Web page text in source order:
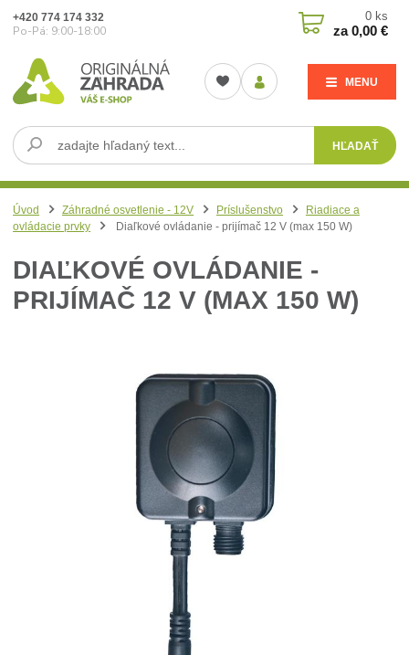
MENU
HĽADAŤ
+420 774 174 332
Po-Pá: 9:00-18:00
0 ks
za0,00 €
Úvod Záhradné osvetlenie - 12V Príslušenstvo
Riadiace a
ovládacie prvky
Diaľkové ovládanie - prijímač 12 V (max 150 W)
DIAĽKOVÉ OVLÁDANIE -
PRIJÍMAČ 12 V (MAX 150 W)